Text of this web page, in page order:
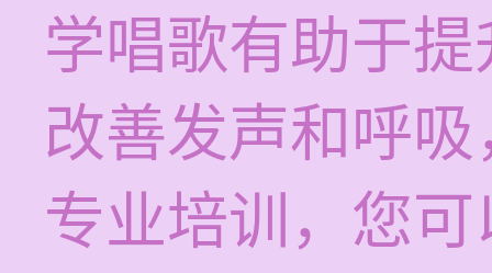
学唱歌有助于
改善发声和呼
专业培训，您